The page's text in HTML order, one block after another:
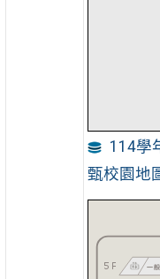
114學
甄校園地